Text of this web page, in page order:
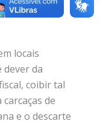
locais
dever da
coibir tal
de
e o descarte